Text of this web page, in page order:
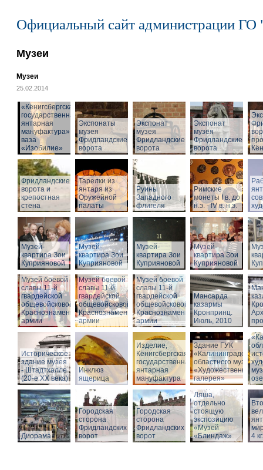
Официальный сайт администрации ГО
Музеи
Музеи
25.02.2014
«Кёнигсбергская
государственная
янтарная
мануфактура» -
ваза
«Изобилие»
Экспонаты
музея
Фридландские
ворота
Экспонат
музея
Фридландские
ворота
Экспонат
музея
Фридландские
ворота
Фридландские
ворота и
крепостная
стена
Тарелки из
янтаря из
Оружейной
палаты
Руины
Западного
флигеля
Римские
монеты I в. до
н.э. - IV в. н.э.
Музей-
квартира Зои
Куприяновой
Музей-
квартира Зои
Куприяновой
Музей-
квартира Зои
Куприяновой
Музей-
квартира Зои
Куприяновой
Музей боевой
славы 11-й
гвардейской
общевойсковой
Краснознаменной
армии
Музей боевой
славы 11-й
гвардейской
общевойсковой
Краснознаменной
армии
Музей боевой
славы 11-й
гвардейской
общевойсковой
Краснознаменной
армии
Мансарда
казармы
Кронпринц.
Июль, 2010
Историческое
здание музея
- Штадтхалле
(20-е XX века)
Инклюз
ящерица
Изделие,
Кёнигсбергская
государственная
янтарная
мануфактура
Здание ГУК
«Калининградского
областного музея
«Художественная
галерея»
Диорама
Городская
сторона
Фридландских
ворот
Городская
сторона
Фридландских
ворот
Вход в бункер
Ляша,
отдельно
стоящую
экспозицию
«Музей
«Блиндаж»
4